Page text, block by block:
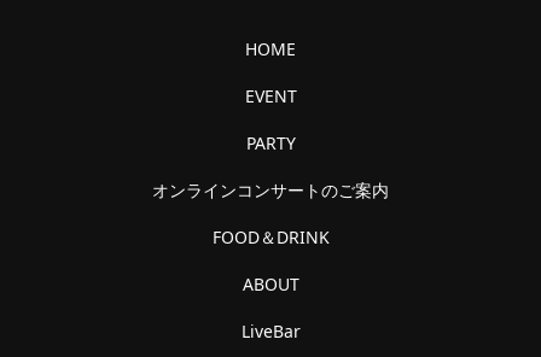
HOME
EVENT
PARTY
オンラインコンサートのご案内
FOOD＆DRINK
ABOUT
LiveBar